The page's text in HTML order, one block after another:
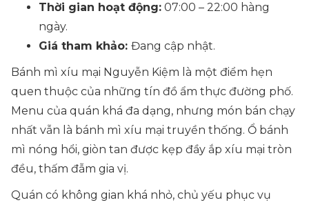
Thời gian hoạt động: 07:00 – 22:00 hàng
ngày.
Giá tham khảo: Đang cập nhật.
Bánh mì xíu mại Nguyễn Kiệm là một điểm hẹn
quen thuộc của những tín đồ ẩm thực đường phố.
Menu của quán khá đa dạng, nhưng món bán chạy
nhất vẫn là bánh mì xíu mại truyền thống. Ổ bánh
mì nóng hổi, giòn tan được kẹp đầy ắp xíu mại tròn
đều, thấm đẫm gia vị.
Quán có không gian khá nhỏ, chủ yếu phục vụ